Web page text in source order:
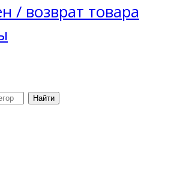
/ возврат товара
Найти